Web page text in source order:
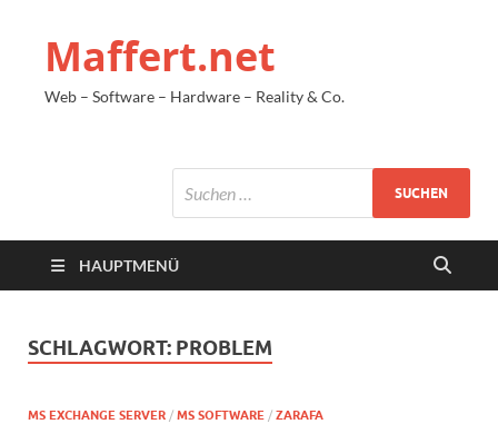
Maffert.net
Web – Software – Hardware – Reality & Co.
HAUPTMENÜ
SCHLAGWORT: PROBLEM
MS EXCHANGE SERVER / MS SOFTWARE / ZARAFA